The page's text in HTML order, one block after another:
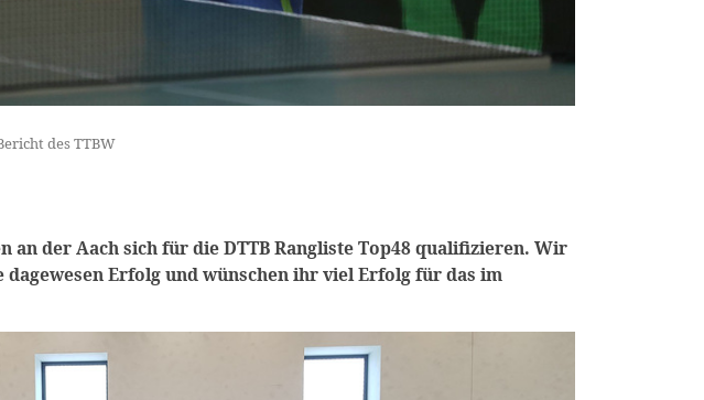
des TTBW
an der Aach sich für die DTTB Rangliste Top48 qualifizieren. Wir
Erfolg und wünschen ihr viel Erfolg für das im